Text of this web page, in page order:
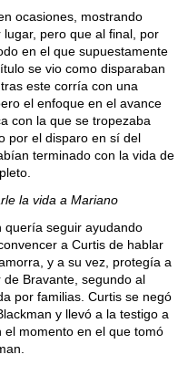
ocasiones, mostrando
pero que al final, por
en el que supuestamente
se vio como disparaban
este corría con una
el enfoque en el avance
con la que se tropezaba
por el disparo en sí del
terminado con la vida de
la vida a Mariano
quería seguir ayudando
a Curtis de hablar
y a su vez, protegía a
Bravante, segundo al
por familias. Curtis se negó
y llevó a la testigo a
el momento en el que tomó